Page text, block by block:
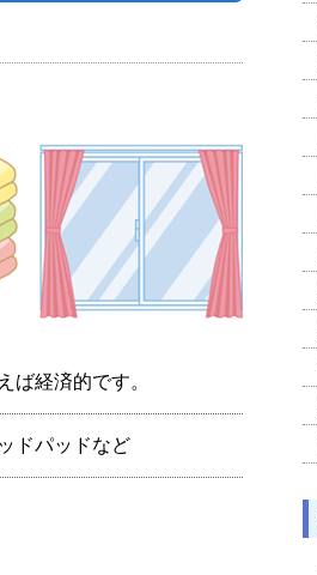
ば経済的です。
ドパッドなど